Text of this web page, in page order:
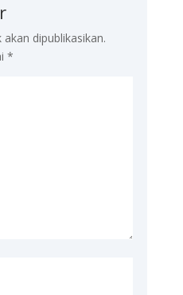
dipublikasikan.
*